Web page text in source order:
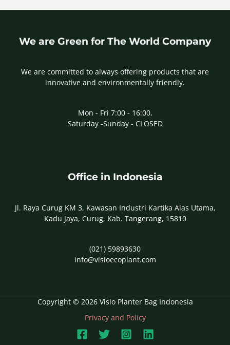
We are Green for The World Company
We are committed to always offering products that are
innovative and environmentally friendly.
Mon - Fri 7:00 - 16:00,
Saturday -Sunday - CLOSED
Office in Indonesia
Jl. Raya Curug KM 3, Kawasan Industri Kartika Alas Utama,
Kadu Jaya, Curug, Kab. Tangerang, 15810
(021) 59893630
info@visioecoplant.com
Copyright © 2026 Visio Planter Bag Indonesia
Privacy and Policy